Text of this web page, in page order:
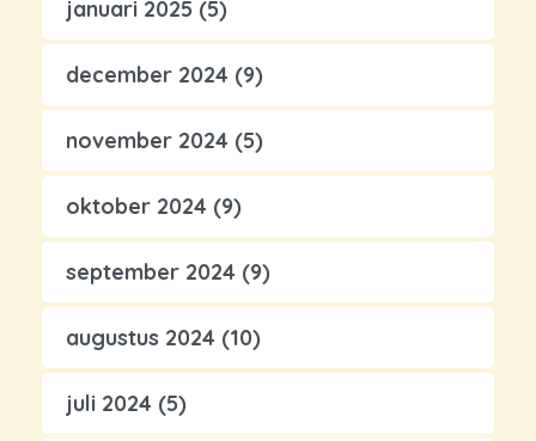
januari 2025 (5)
december 2024 (9)
november 2024 (5)
oktober 2024 (9)
september 2024 (9)
augustus 2024 (10)
juli 2024 (5)